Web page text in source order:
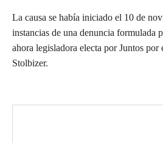
La causa se había iniciado el 10 de
instancias de una denuncia formulada
ahora legisladora electa por Juntos
Stolbizer.